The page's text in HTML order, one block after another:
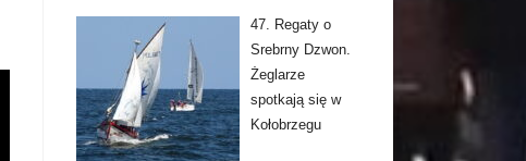
47. Regaty o
Srebrny Dzwon.
Żeglarze
spotkają się w
Kołobrzegu